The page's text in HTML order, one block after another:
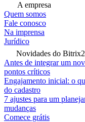
A empresa
Quem somos
Fale conosco
Na imprensa
Jurídico
Novidades do
Antes de integrar um
pontos críticos
Engajamento inicial: o
do cadastro
7 ajustes para um
mudanças
Comece grátis